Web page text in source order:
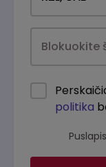
politika